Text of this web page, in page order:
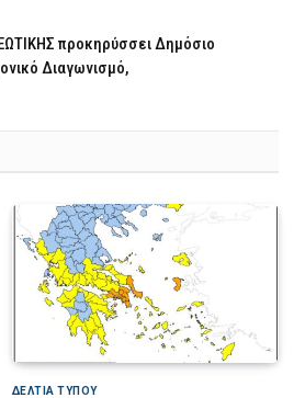
προκηρύσσει Δημόσιο
Διαγωνισμό,
ΔΕΛΤΙΑ ΤΥΠΟΥ